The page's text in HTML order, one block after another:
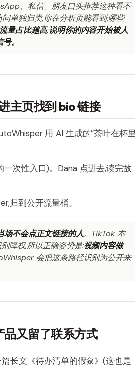
、私信、朋友口头推荐这种看不
单独归类,你在分析页能看到:哪些
量占比越高,说明你的内容开始被人
。
主页找到 bio 链接
用 AI 生成的”茶叶在杯里
次性入口)。Dana 点进去,读完故
归到公开流量桶。
场不会点正文链接的人。TikTok 本
降权,所以正确姿势是:视频内容做
会把这条路径识别为公开来
品又留了联系方式
长文《待办清单的假象》(这也是